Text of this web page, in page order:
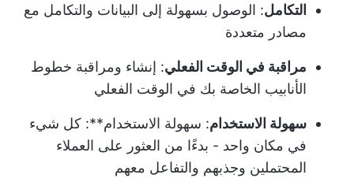
التكامل: الوصول بسهولة إلى البيانات والتكامل مع
مصادر متعددة
مراقبة في الوقت الفعلي: إنشاء ومراقبة خطوط
الأنابيب الخاصة بك في الوقت الفعلي
سهولة الاستخدام: سهولة الاستخدام**: كل شيء
في مكان واحد - بدءًا من العثور على العملاء
المحتملين وجذبهم والتفاعل معهم